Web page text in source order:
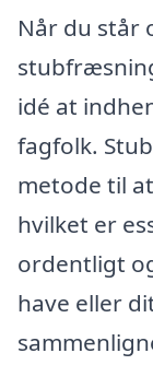
Når du står
idé at
fagfolk.
metode til
hvilket er
ordentligt
have eller